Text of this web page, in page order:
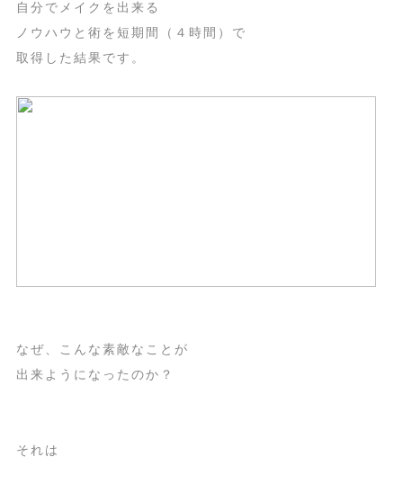
自分でメイクを出来る
ノウハウと術を短期間（４時間）で
取得した結果です。
なぜ、こんな素敵なことが
出来ようになったのか？
それは